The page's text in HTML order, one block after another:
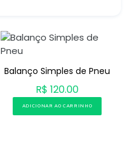
Balanço Simples de Pneu
R$ 120.00
ADICIONAR AO CARRINHO